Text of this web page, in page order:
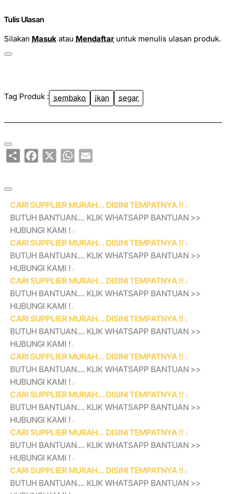
Tulis Ulasan
Silakan Masuk atau Mendaftar untuk menulis ulasan produk.
Tag Produk : sembako ikan segar
ShareFacebook
X WhatsApp
Email
CARI SUPPLIER MURAH... DISINI TEMPATNYA !!
BUTUH BANTUAN.... KLIK WHATSAPP BANTUAN >>
HUBUNGI KAMI !
CARI SUPPLIER MURAH... DISINI TEMPATNYA !!
BUTUH BANTUAN.... KLIK WHATSAPP BANTUAN >>
HUBUNGI KAMI !
CARI SUPPLIER MURAH... DISINI TEMPATNYA !!
BUTUH BANTUAN.... KLIK WHATSAPP BANTUAN >>
HUBUNGI KAMI !
CARI SUPPLIER MURAH... DISINI TEMPATNYA !!
BUTUH BANTUAN.... KLIK WHATSAPP BANTUAN >>
HUBUNGI KAMI !
CARI SUPPLIER MURAH... DISINI TEMPATNYA !!
BUTUH BANTUAN.... KLIK WHATSAPP BANTUAN >>
HUBUNGI KAMI !
CARI SUPPLIER MURAH... DISINI TEMPATNYA !!
BUTUH BANTUAN.... KLIK WHATSAPP BANTUAN >>
HUBUNGI KAMI !
CARI SUPPLIER MURAH... DISINI TEMPATNYA !!
BUTUH BANTUAN.... KLIK WHATSAPP BANTUAN >>
HUBUNGI KAMI !
CARI SUPPLIER MURAH... DISINI TEMPATNYA !!
BUTUH BANTUAN.... KLIK WHATSAPP BANTUAN >>